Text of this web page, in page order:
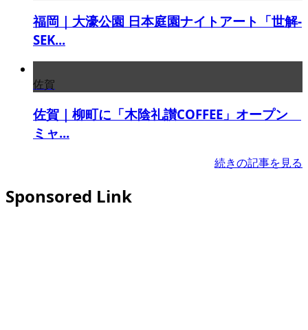
福岡｜大濠公園 日本庭園ナイトアート「世解-
SEK...
佐賀
佐賀｜柳町に「木陰礼讃COFFEE」オープン
ミャ...
続きの記事を見る
Sponsored Link